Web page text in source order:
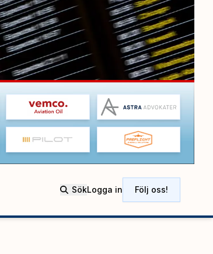
SökLogga in Följ oss!